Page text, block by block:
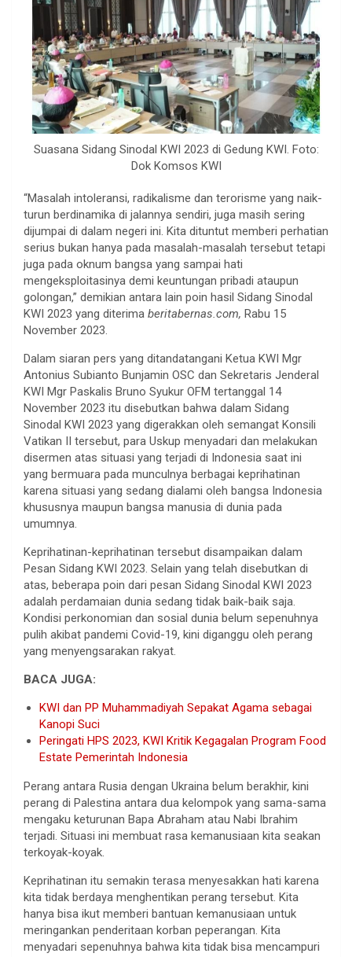
Suasana Sidang Sinodal KWI 2023 di Gedung KWI. Foto:
Dok Komsos KWI
“Masalah intoleransi, radikalisme dan terorisme yang naik-
turun berdinamika di jalannya sendiri, juga masih sering
dijumpai di dalam negeri ini. Kita dituntut memberi perhatian
serius bukan hanya pada masalah-masalah tersebut tetapi
juga pada oknum bangsa yang sampai hati
mengeksploitasinya demi keuntungan pribadi ataupun
golongan,” demikian antara lain poin hasil Sidang Sinodal
KWI 2023 yang diterima beritabernas.com, Rabu 15
November 2023.
Dalam siaran pers yang ditandatangani Ketua KWI Mgr
Antonius Subianto Bunjamin OSC dan Sekretaris Jenderal
KWI Mgr Paskalis Bruno Syukur OFM tertanggal 14
November 2023 itu disebutkan bahwa dalam Sidang
Sinodal KWI 2023 yang digerakkan oleh semangat Konsili
Vatikan II tersebut, para Uskup menyadari dan melakukan
disermen atas situasi yang terjadi di Indonesia saat ini
yang bermuara pada munculnya berbagai keprihatinan
karena situasi yang sedang dialami oleh bangsa Indonesia
khususnya maupun bangsa manusia di dunia pada
umumnya.
Keprihatinan-keprihatinan tersebut disampaikan dalam
Pesan Sidang KWI 2023. Selain yang telah disebutkan di
atas, beberapa poin dari pesan Sidang Sinodal KWI 2023
adalah perdamaian dunia sedang tidak baik-baik saja.
Kondisi perkonomian dan sosial dunia belum sepenuhnya
pulih akibat pandemi Covid-19, kini diganggu oleh perang
yang menyengsarakan rakyat.
BACA JUGA:
KWI dan PP Muhammadiyah Sepakat Agama sebagai
Kanopi Suci
Peringati HPS 2023, KWI Kritik Kegagalan Program Food
Estate Pemerintah Indonesia
Perang antara Rusia dengan Ukraina belum berakhir, kini
perang di Palestina antara dua kelompok yang sama-sama
mengaku keturunan Bapa Abraham atau Nabi Ibrahim
terjadi. Situasi ini membuat rasa kemanusiaan kita seakan
terkoyak-koyak.
Keprihatinan itu semakin terasa menyesakkan hati karena
kita tidak berdaya menghentikan perang tersebut. Kita
hanya bisa ikut memberi bantuan kemanusiaan untuk
meringankan penderitaan korban peperangan. Kita
menyadari sepenuhnya bahwa kita tidak bisa mencampuri